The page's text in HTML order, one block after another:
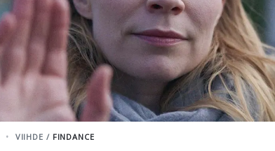
VIIHDE / FINDANCE